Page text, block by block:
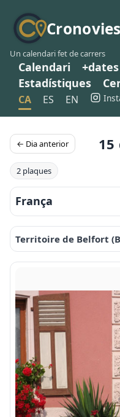
Cronovies
Un calendari fet de carrers
Calendari +dates
Estadístiques
CA ES EN
← Dia anterior 15
2 plaques
França
Territoire de Belfort